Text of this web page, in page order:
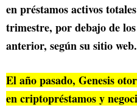
en préstamos activos
trimestre, por debajo de
anterior, según su sitio web.
El año pasado, Genesis
en criptopréstamos y